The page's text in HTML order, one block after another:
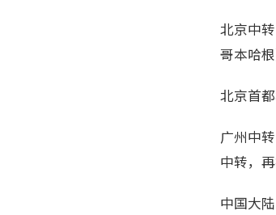
北京中
哥本哈根
北京首
广州中
中转，
中国大